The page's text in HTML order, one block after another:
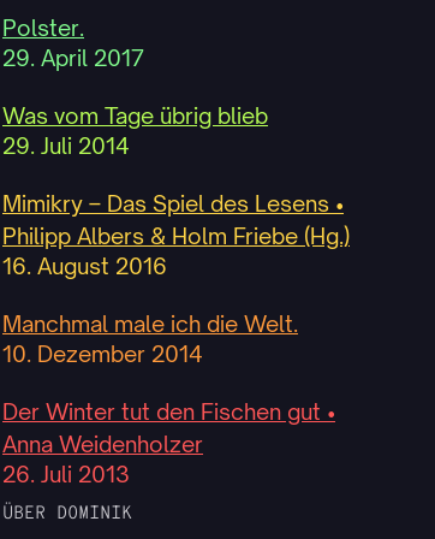
Polster.
29. April 2017
Was vom Tage übrig blieb
29. Juli 2014
Mimikry – Das Spiel des Lesens •
Philipp Albers & Holm Friebe (Hg.)
16. August 2016
Manchmal male ich die Welt.
10. Dezember 2014
Der Winter tut den Fischen gut •
Anna Weidenholzer
26. Juli 2013
ÜBER DOMINIK